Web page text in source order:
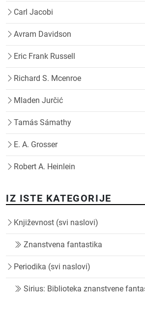
Carl Jacobi
Avram Davidson
Eric Frank Russell
Richard S. Mcenroe
Mladen Jurčić
Tamás Sámathy
E. A. Grosser
Robert A. Heinlein
IZ ISTE KATEGORIJE
Književnost (svi naslovi)
Znanstvena fantastika
Periodika (svi naslovi)
Sirius: Biblioteka znanstvene